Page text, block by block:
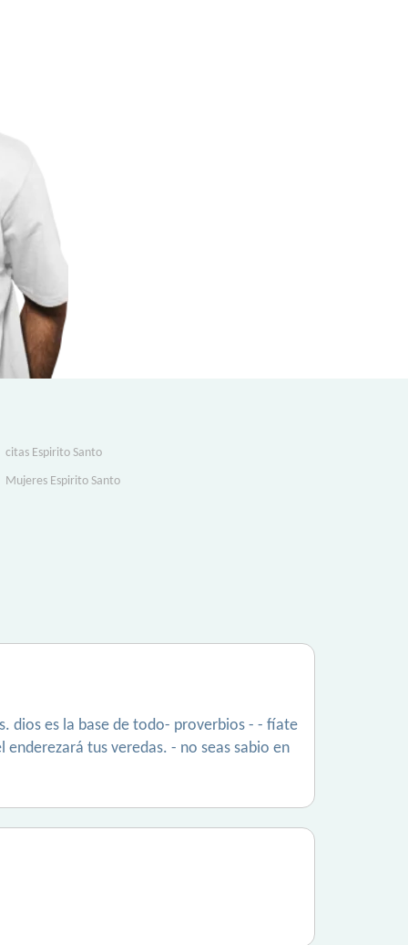
citas Espirito Santo
Mujeres Espirito Santo
dios es la base de todo- proverbios - - fíate
tus veredas. - no seas sabio en